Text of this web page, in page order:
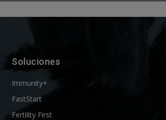
Soluciones
Immunity+
FastStart
Fertility First